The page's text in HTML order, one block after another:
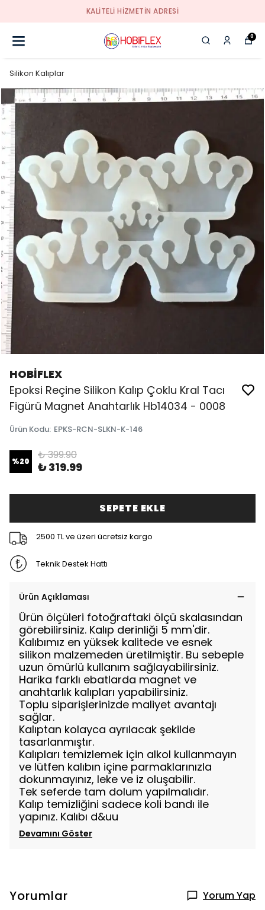
KALİTELİ HİZMETİN ADRESİ
0
Silikon Kalıplar
HOBİFLEX
Epoksi Reçine Silikon Kalıp Çoklu Kral Tacı
Figürü Magnet Anahtarlık Hb14034 - 0008
Ürün Kodu: EPKS-RCN-SLKN-K-146
%20 ₺ 399.90
₺ 319.99
SEPETE EKLE
2500 TL ve üzeri ücretsiz kargo
Teknik Destek Hattı
Ürün Açıklaması
Ürün ölçüleri fotoğraftaki ölçü skalasından
görebilirsiniz. Kalıp derinliği 5 mm'dir.
Kalıbımız en yüksek kalitede ve esnek
silikon malzemeden üretilmiştir. Bu sebeple
uzun ömürlü kullanım sağlayabilirsiniz.
Harika farklı ebatlarda magnet ve
anahtarlık kalıpları yapabilirsiniz.
Toplu siparişlerinizde maliyet avantajı
sağlar.
Kalıptan kolayca ayrılacak şekilde
tasarlanmıştır.
Kalıpları temizlemek için alkol kullanmayın
ve lütfen kalıbın içine parmaklarınızla
dokunmayınız, leke ve iz oluşabilir.
Tek seferde tam dolum yapılmalıdır.
Kalıp temizliğini sadece koli bandı ile
yapınız. Kalıbı d&uu
Devamını Göster
Yorumlar Yorum Yap